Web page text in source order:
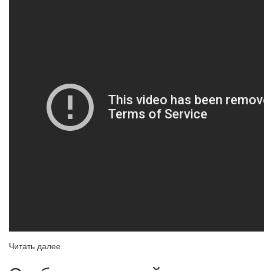
Читать далее